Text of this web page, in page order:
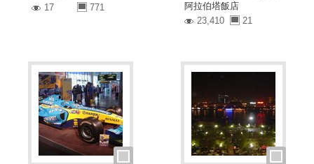
17
771
阿拉伯塔飯店
23,410
21